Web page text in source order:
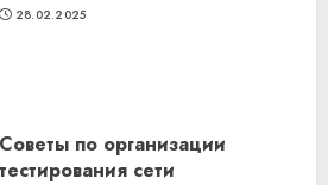
28.02.2025
Советы по организации
тестирования сети